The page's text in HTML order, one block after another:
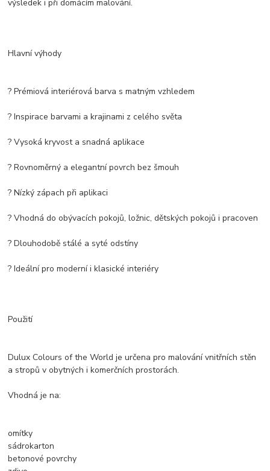
výsledek i při domácím malování.
Hlavní výhody
? Prémiová interiérová barva s matným vzhledem
? Inspirace barvami a krajinami z celého světa
? Vysoká kryvost a snadná aplikace
? Rovnoměrný a elegantní povrch bez šmouh
? Nízký zápach při aplikaci
? Vhodná do obývacích pokojů, ložnic, dětských pokojů i pracoven
? Dlouhodobě stálé a syté odstíny
? Ideální pro moderní i klasické interiéry
Použití
Dulux Colours of the World je určena pro malování vnitřních stěn
a stropů v obytných i komerčních prostorách.
Vhodná je na:
omítky
sádrokarton
betonové povrchy